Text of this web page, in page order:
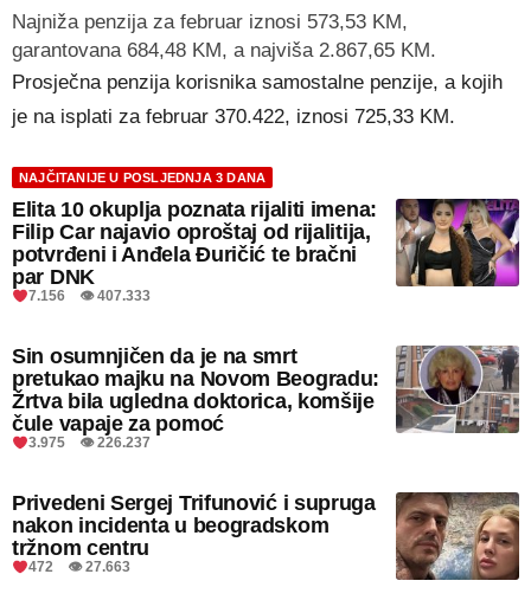
Najniža penzija za februar iznosi 573,53 KM,
garantovana 684,48 KM, a najviša 2.867,65 KM.
Prosječna penzija korisnika samostalne penzije, a kojih
je na isplati za februar 370.422, iznosi 725,33 KM.
NAJČITANIJE U POSLJEDNJA 3 DANA
Elita 10 okuplja poznata rijaliti imena:
Filip Car najavio oproštaj od rijalitija,
potvrđeni i Anđela Đuričić te bračni
par DNK
7.156 👁 407.333
Sin osumnjičen da je na smrt
pretukao majku na Novom Beogradu:
Žrtva bila ugledna doktorica, komšije
čule vapaje za pomoć
3.975 👁 226.237
Privedeni Sergej Trifunović i supruga
nakon incidenta u beogradskom
tržnom centru
472 👁 27.663